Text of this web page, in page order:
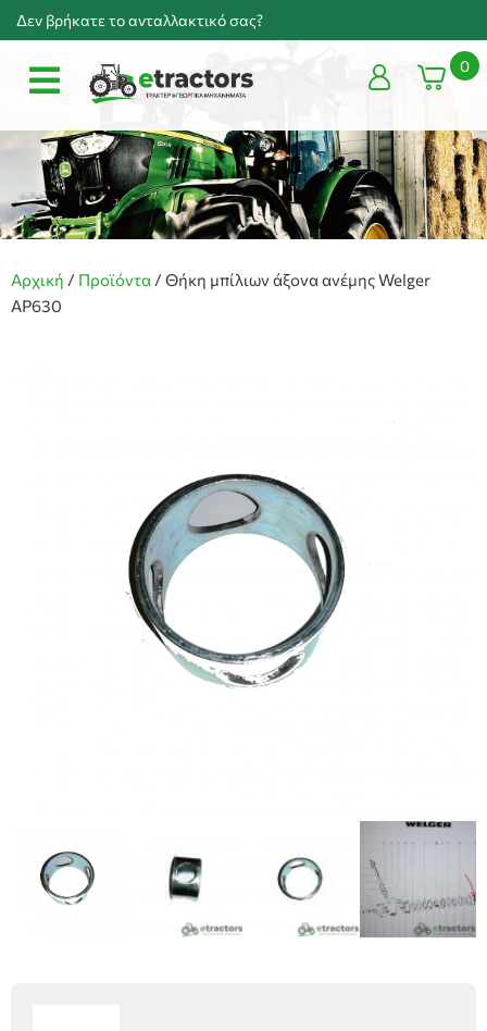
Δεν βρήκατε το ανταλλακτικό σας?
0
Αρχική / Προϊόντα / Θήκη μπίλιων άξονα ανέμης Welger
AP630